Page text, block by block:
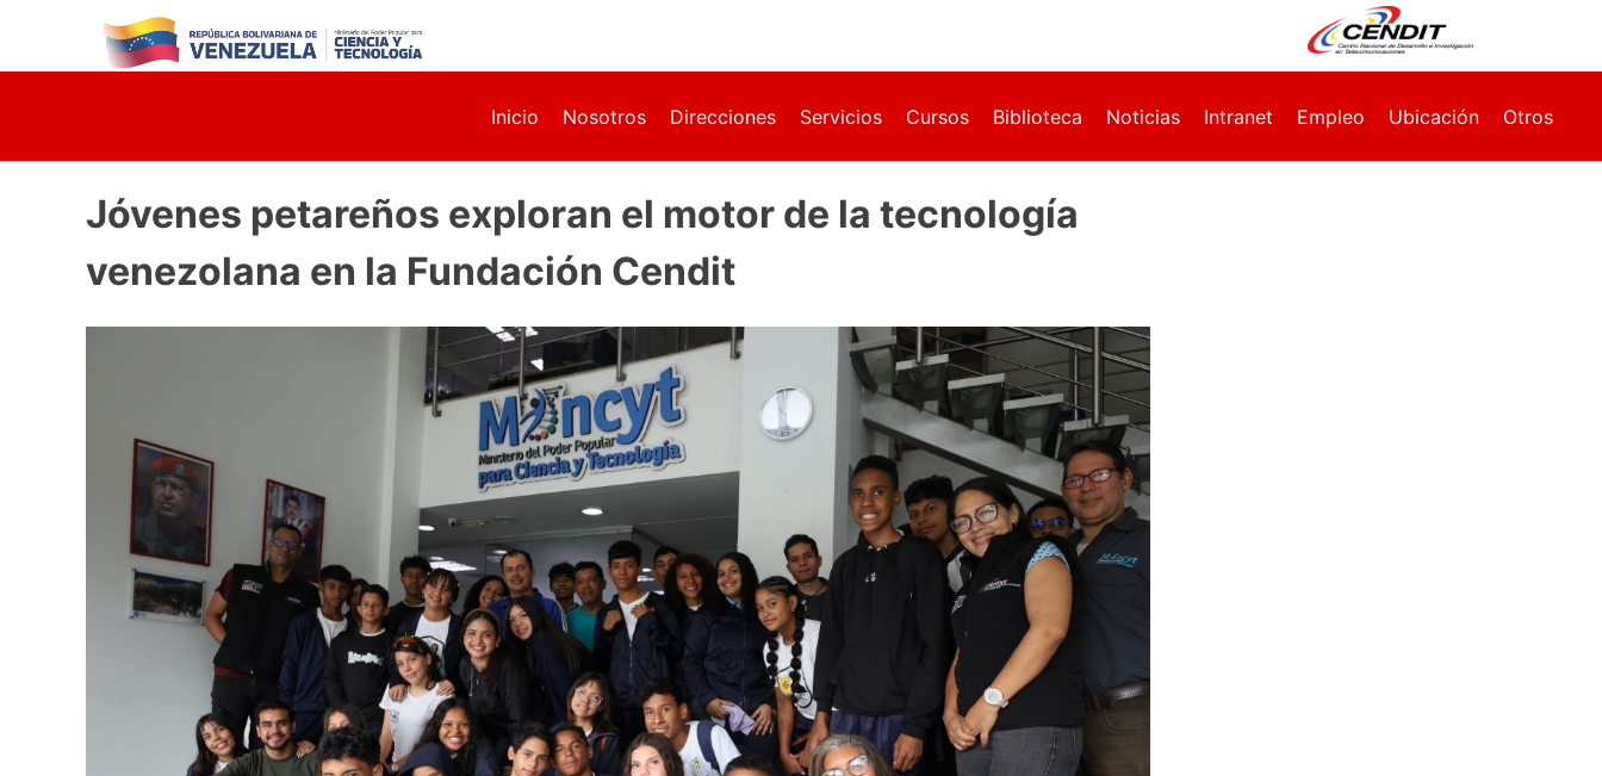
content
Inicio
Nosotros Direcciones Servicios Cursos Biblioteca Noticias Intranet Empleo Ubicación Otros
Jóvenes petareños exploran el motor de la tecnología
venezolana en la Fundación Cendit